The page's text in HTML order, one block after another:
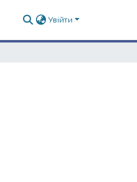
Увійти